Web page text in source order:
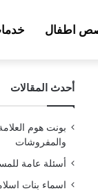
اطفال
أحدث المقالات
بونت هوم
والمفروشات
أسئلة عامة
اسماء بنات